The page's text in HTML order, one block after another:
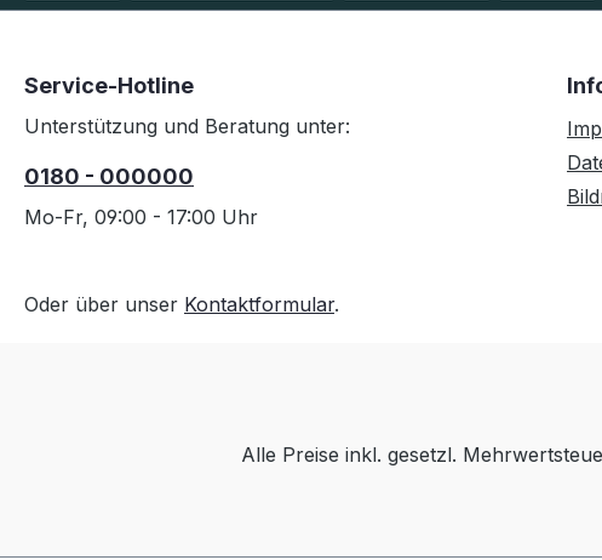
Service-Hotline
Unterstützung und Beratung unter:
0180 - 000000
Mo-Fr, 09:00 - 17:00 Uhr
Oder über unser Kontaktformular.
Alle Preise inkl. gesetzl.